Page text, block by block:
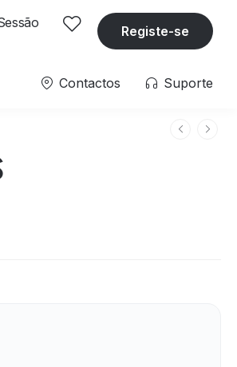
Registe-se
Contactos Suporte